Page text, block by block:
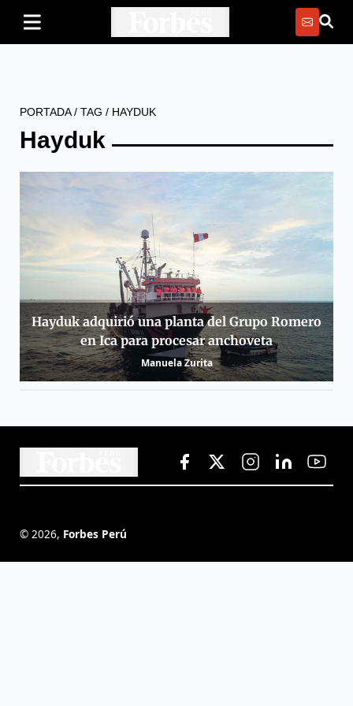
PORTADA/ TAG / HAYDUK
Hayduk
Hayduk adquirió una planta del Grupo Romero
en Ica para procesar anchoveta
Manuela Zurita
© 2026, Forbes Perú